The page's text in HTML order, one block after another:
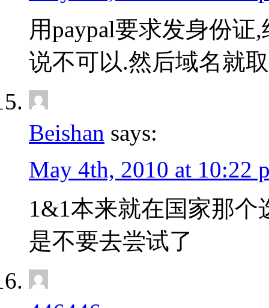
用paypal要求发身份
说不可以.然后域名就
Beishan says:
May 4th, 2010 at 10:22
1&1本来就在国家那个
是不要去尝试了